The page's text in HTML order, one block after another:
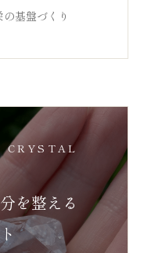
基盤づくり
を整える